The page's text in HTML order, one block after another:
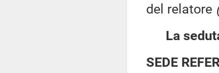
del relatore
La
SEDE